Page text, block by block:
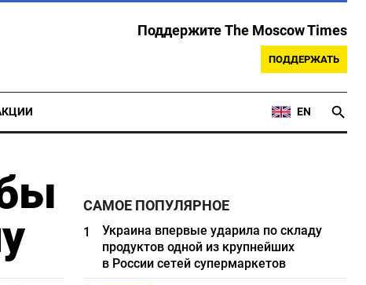
Поддержите The Moscow Times
ПОДДЕРЖАТЬ
EN
САМОЕ ПОПУЛЯРНОЕ
1
Украина впервые ударила по складу
продуктов одной из крупнейших
в России сетей супермаркетов